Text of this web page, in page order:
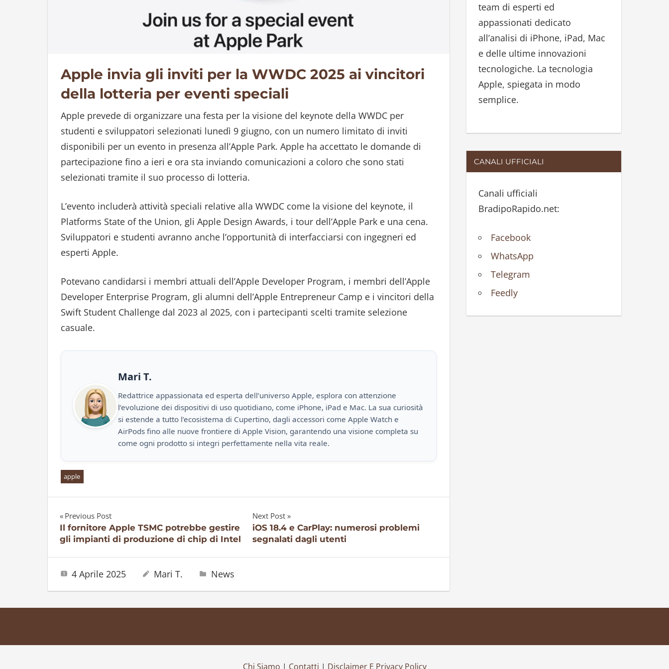
Apple invia gli inviti per la WWDC 2025 ai vincitori
della lotteria per eventi speciali
Apple prevede di organizzare una festa per la visione del keynote della WWDC per
studenti e sviluppatori selezionati lunedì 9 giugno, con un numero limitato di inviti
disponibili per un evento in presenza all’Apple Park. Apple ha accettato le domande di
partecipazione fino a ieri e ora sta inviando comunicazioni a coloro che sono stati
selezionati tramite il suo processo di lotteria.
L’evento includerà attività speciali relative alla WWDC come la visione del keynote, il
Platforms State of the Union, gli Apple Design Awards, i tour dell’Apple Park e una cena.
Sviluppatori e studenti avranno anche l’opportunità di interfacciarsi con ingegneri ed
esperti Apple.
Potevano candidarsi i membri attuali dell’Apple Developer Program, i membri dell’Apple
Developer Enterprise Program, gli alumni dell’Apple Entrepreneur Camp e i vincitori della
Swift Student Challenge dal 2023 al 2025, con i partecipanti scelti tramite selezione
casuale.
Mari T.
Redattrice appassionata ed esperta dell’universo Apple, esplora con attenzione
l’evoluzione dei dispositivi di uso quotidiano, come iPhone, iPad e Mac. La sua curiosità
si estende a tutto l’ecosistema di Cupertino, dagli accessori come Apple Watch e
AirPods fino alle nuove frontiere di Apple Vision, garantendo una visione completa su
come ogni prodotto si integri perfettamente nella vita reale.
apple
Navigazione
articoli
Previous Post
Il fornitore Apple TSMC potrebbe gestire
gli impianti di produzione di chip di Intel
Next Post
iOS 18.4 e CarPlay: numerosi problemi
segnalati dagli utenti
4 Aprile 2025 Mari T. News
:
team di esperti ed
appassionati dedicato
all’analisi di iPhone, iPad, Mac
e delle ultime innovazioni
tecnologiche. La tecnologia
Apple, spiegata in modo
semplice.
CANALI UFFICIALI
Canali ufficiali
BradipoRapido.net:
Facebook
WhatsApp
Telegram
Feedly
Chi Siamo | Contatti | Disclaimer E Privacy Policy